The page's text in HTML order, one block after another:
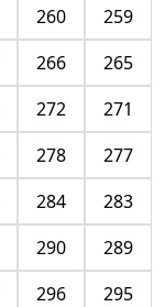
259
260
265
266
271
272
277
278
283
284
289
290
295
296